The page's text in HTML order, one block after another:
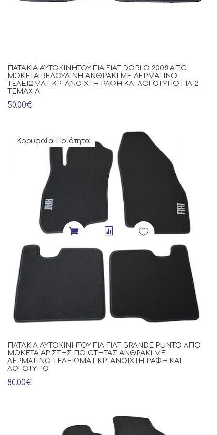
ΠΑΤΆΚΙΑ ΑΥΤΟΚΙΝΉΤΟΥ ΓΙΑ FIAT DOBLO 2008 ΑΠΌ
ΜΟΚΈΤΑ ΒΕΛΟΎΔΙΝΗ ΑΝΘΡΑΚΊ ΜΕ ΔΕΡΜΆΤΙΝΟ
ΤΕΛΕΊΩΜΑ ΓΚΡΙ ΑΝΟΙΧΤΉ ΡΑΦΉ ΚΑΙ ΛΟΓΌΤΥΠΟ ΓΙΑ 2
ΤΕΜΆΧΙΑ
50.00€
Κορυφαία Ποιότητα
ΠΑΤΆΚΙΑ ΑΥΤΟΚΙΝΉΤΟΥ ΓΙΑ FIAT GRANDE PUNTO ΑΠΌ
ΜΟΚΈΤΑ ΆΡΙΣΤΗΣ ΠΟΙΌΤΗΤΑΣ ΑΝΘΡΑΚΊ ΜΕ
ΔΕΡΜΆΤΙΝΟ ΤΕΛΕΊΩΜΑ ΓΚΡΙ ΑΝΟΙΧΤΉ ΡΑΦΉ ΚΑΙ
ΛΟΓΌΤΥΠΟ
80.00€